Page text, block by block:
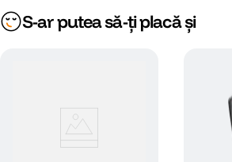
S-ar putea să-ți placă și